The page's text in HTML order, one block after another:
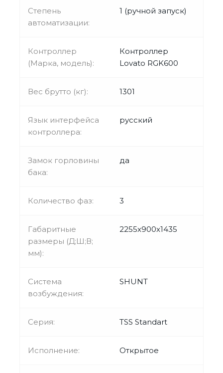
Степень
автоматизации:
1 (ручной запуск)
Контроллер
(Марка, модель):
Контроллер
Lovato RGK600
Вес брутто (кг): 1301
Язык интерфейса
контроллера:
русский
Замок горловины
бака:
да
Количество фаз: 3
Габаритные
размеры (Д;Ш;В;
мм):
2255x900x1435
Система
возбуждения:
SHUNT
Серия: TSS Standart
Исполнение: Открытое